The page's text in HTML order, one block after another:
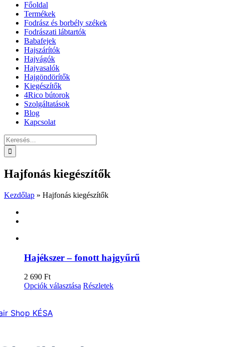
Főoldal
Termékek
Fodrász és borbély székek
Fodrászati lábtartók
Babafejek
Hajszárítók
Hajvágók
Hajvasalók
Hajgöndörítők
Kiegészítők
4Rico bútorok
Szolgáltatások
Blog
Kapcsolat
Keresés...
Hajfonás kiegészítők
Kezdőlap » Hajfonás kiegészítők
Hajékszer – fonott hajgyűrű
2 690 Ft
Opciók választása Ennek
Részletek
Shop KÉSA